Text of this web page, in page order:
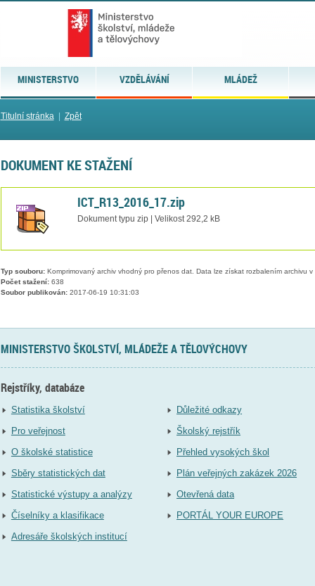
MINISTERSTVO VZDĚLÁVÁNÍ MLÁDEŽ
Titulní stránka| Zpět
DOKUMENT KE STAŽENÍ
ICT_R13_2016_17.zip
Dokument typu zip | Velikost 292,2 kB
Typ souboru:Komprimovaný archiv vhodný pro přenos dat. Data lze získat rozbalením archivu
Počet stažení:638
Soubor publikován:2017-06-19 10:31:03
MINISTERSTVO ŠKOLSTVÍ, MLÁDEŽE A TĚLOVÝCHOVY
Rejstříky, databáze
Statistika školství
Pro veřejnost
O školské statistice
Sběry statistických dat
Statistické výstupy a analýzy
Číselníky a klasifikace
Adresáře školských institucí
Důležité odkazy
Školský rejstřík
Přehled vysokých škol
Plán veřejných zakázek 2026
Otevřená data
PORTÁL YOUR EUROPE